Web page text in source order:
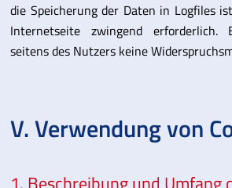
die Speicherung der Daten in Logfiles
Internetseite zwingend erforderlich.
seitens des Nutzers keine
V. Verwendung von